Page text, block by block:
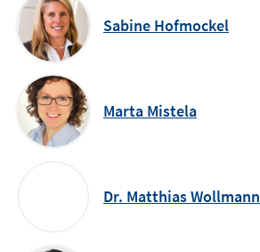
Sabine Hofmockel
Marta Mistela
Dr. Matthias Wollmann